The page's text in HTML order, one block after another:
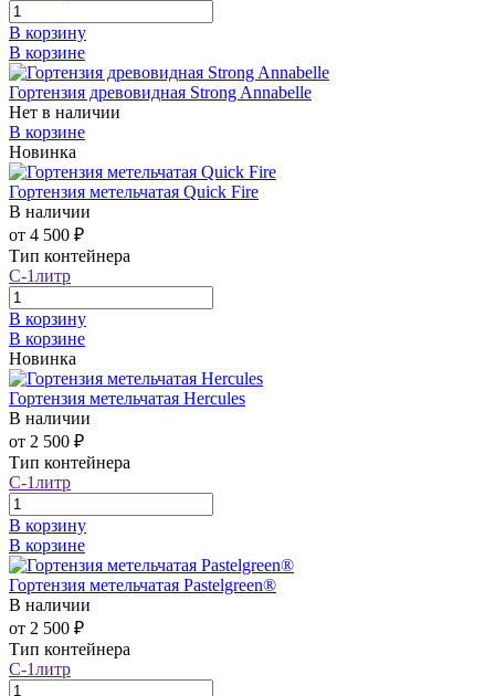
В корзину
В корзине
Гортензия древовидная Strong Annabelle
Нет в наличии
В корзине
Новинка
Гортензия метельчатая Quick Fire
В наличии
от 4 500 ₽
Тип контейнера
С-1литр
В корзину
В корзине
Новинка
Гортензия метельчатая Hercules
В наличии
от 2 500 ₽
Тип контейнера
С-1литр
В корзину
В корзине
Гортензия метельчатая Pastelgreen®
В наличии
от 2 500 ₽
Тип контейнера
С-1литр